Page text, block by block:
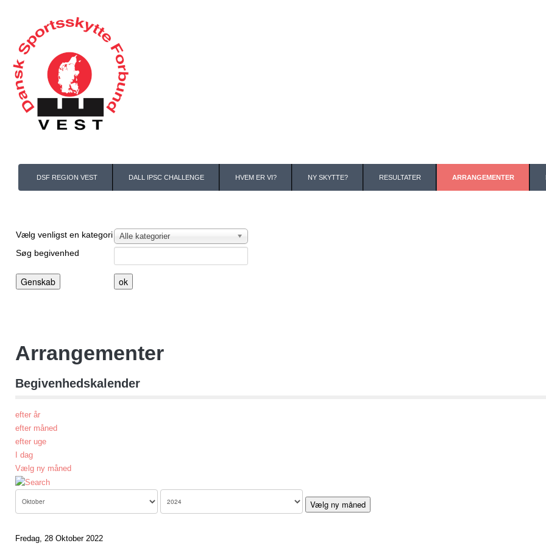
DSF REGION VEST DALL IPSC CHALLENGE HVEM ER VI? NY SKYTTE? RESULTATER ARRANGEMENTER
Vælg venligst en kategoriFiltrér liste efter denne kategory
Alle kategorier
Søg begivenhed
Arrangementer
Begivenhedskalender
efter år
efter måned
efter uge
I dag
Vælg ny måned
Vælg ny måned
Fredag, 28 Oktober 2022